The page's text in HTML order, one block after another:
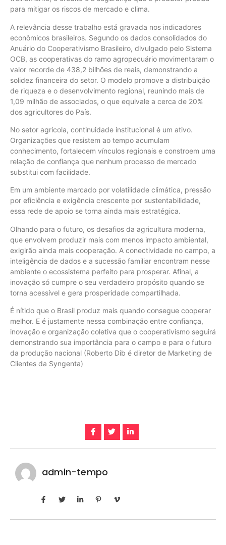
para mitigar os riscos de mercado e clima.
A relevância desse trabalho está gravada nos indicadores
econômicos brasileiros. Segundo os dados consolidados do
Anuário do Cooperativismo Brasileiro, divulgado pelo Sistema
OCB, as cooperativas do ramo agropecuário movimentaram o
valor recorde de 438,2 bilhões de reais, demonstrando a
solidez financeira do setor. O modelo promove a distribuição
de riqueza e o desenvolvimento regional, reunindo mais de
1,09 milhão de associados, o que equivale a cerca de 20%
dos agricultores do País.
No setor agrícola, continuidade institucional é um ativo.
Organizações que resistem ao tempo acumulam
conhecimento, fortalecem vínculos regionais e constroem uma
relação de confiança que nenhum processo de mercado
substitui com facilidade.
Em um ambiente marcado por volatilidade climática, pressão
por eficiência e exigência crescente por sustentabilidade,
essa rede de apoio se torna ainda mais estratégica.
Olhando para o futuro, os desafios da agricultura moderna,
que envolvem produzir mais com menos impacto ambiental,
exigirão ainda mais cooperação. A conectividade no campo, a
inteligência de dados e a sucessão familiar encontram nesse
ambiente o ecossistema perfeito para prosperar. Afinal, a
inovação só cumpre o seu verdadeiro propósito quando se
torna acessível e gera prosperidade compartilhada.
É nítido que o Brasil produz mais quando consegue cooperar
melhor. E é justamente nessa combinação entre confiança,
inovação e organização coletiva que o cooperativismo seguirá
demonstrando sua importância para o campo e para o futuro
da produção nacional (Roberto Dib é diretor de Marketing de
Clientes da Syngenta)
admin-tempo